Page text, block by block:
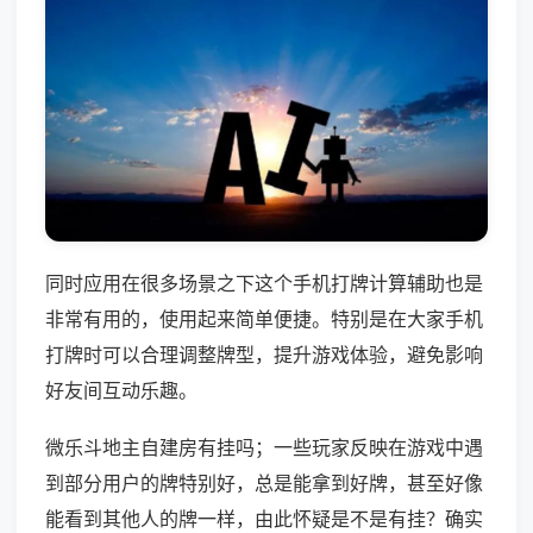
同时应用在很多场景之下这个手机打牌计算辅助也是
非常有用的，使用起来简单便捷。特别是在大家手机
打牌时可以合理调整牌型，提升游戏体验，避免影响
好友间互动乐趣。
微乐斗地主自建房有挂吗；一些玩家反映在游戏中遇
到部分用户的牌特别好，总是能拿到好牌，甚至好像
能看到其他人的牌一样，由此怀疑是不是有挂？确实